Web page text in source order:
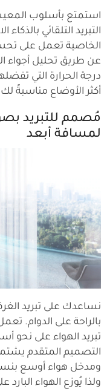
استمتع بأسلوب
الخاصية تعمل على
عن طريق تحليل أجواء
درجة الحرارة التي
أكثر الأوضاع مناسبةً
مُصمم للتبريد
لمسافة أبعد
نساعدك على تبريد
بالراحة على الدوام.
ولذا يُوزع الهواء